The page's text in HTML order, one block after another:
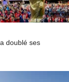
doublé ses